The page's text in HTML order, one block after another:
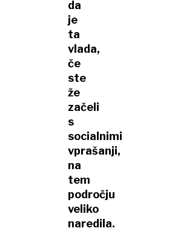
da
je
ta
vlada,
če
ste
že
začeli
s
socialnimi
vprašanji,
na
tem
področju
veliko
naredila.